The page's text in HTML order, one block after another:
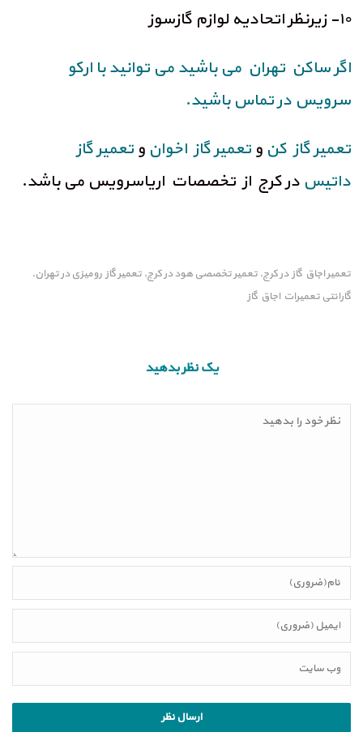
۱۰- زیرنظر اتحادیه لوازم گازسوز
اگر ساکن تهران می باشید می توانید با ارکو
سرویس در تماس باشید.
تعمیر گاز کن و تعمیر گاز اخوان و تعمیر گاز
داتیس در کرج از تخصصات اریاسرویس می باشد.
تعمیر اجاق گاز در کرج, تعمیر تخصصی هود در کرج, تعمیر گاز رومیزی در تهران,
گارانتی تعمیرات اجاق گاز
یک نظر بدهید